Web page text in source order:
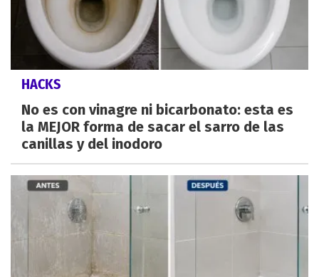
HACKS
No es con vinagre ni bicarbonato: esta es
la MEJOR forma de sacar el sarro de las
canillas y del inodoro